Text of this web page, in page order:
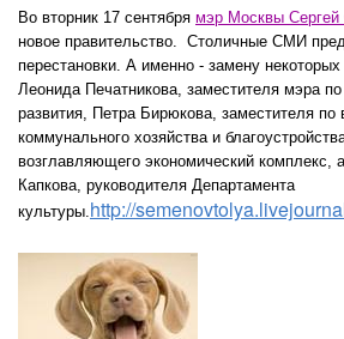
Во вторник 17 сентября мэр Москвы Сергей
новое правительство. Столичные СМИ
перестановки. А именно - замену некоторых
Леонида Печатникова, заместителя мэра
развития, Петра Бирюкова, заместителя
коммунального хозяйства и
возглавляющего экономический комплекс,
Капкова, руководителя Департамента
культуры.http://